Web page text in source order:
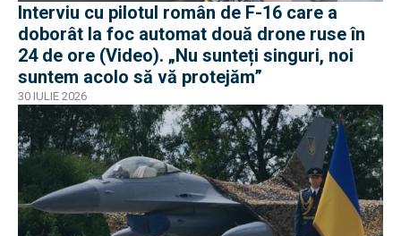
Interviu cu pilotul român de F-16 care a
doborât la foc automat două drone ruse în
24 de ore (Video). „Nu sunteți singuri, noi
suntem acolo să vă protejăm”
30 IULIE 2026